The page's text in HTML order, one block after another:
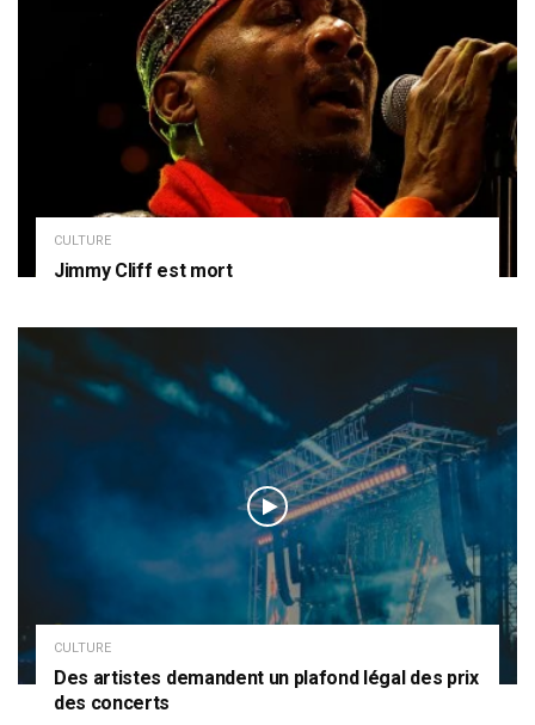
CULTURE
Jimmy Cliff est mort
CULTURE
Des artistes demandent un plafond légal des prix
des concerts